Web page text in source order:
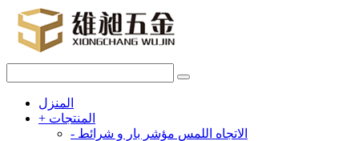
المنزل
+ المنتجات
- الاتجاه اللمس مؤشر بار و شرائط